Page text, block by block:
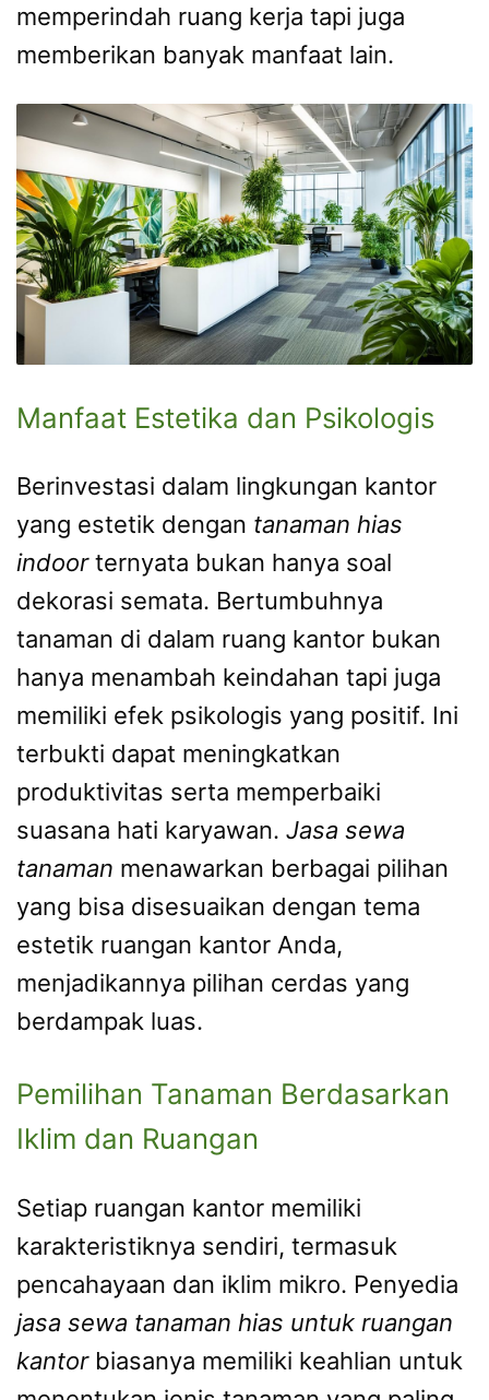
memperindah ruang kerja tapi juga
memberikan banyak manfaat lain.
Manfaat Estetika dan Psikologis
Berinvestasi dalam lingkungan kantor
yang estetik dengan tanaman hias
indoorternyata bukan hanya soal
dekorasi semata. Bertumbuhnya
tanaman di dalam ruang kantor bukan
hanya menambah keindahan tapi juga
memiliki efek psikologis yang positif. Ini
terbukti dapat meningkatkan
produktivitas serta memperbaiki
suasana hati karyawan. Jasa sewa
tanaman menawarkan berbagai pilihan
yang bisa disesuaikan dengan tema
estetik ruangan kantor Anda,
menjadikannya pilihan cerdas yang
berdampak luas.
Pemilihan Tanaman Berdasarkan
Iklim dan Ruangan
Setiap ruangan kantor memiliki
karakteristiknya sendiri, termasuk
pencahayaan dan iklim mikro. Penyedia
jasa sewa tanaman hias untuk ruangan
kantorbiasanya memiliki keahlian untuk